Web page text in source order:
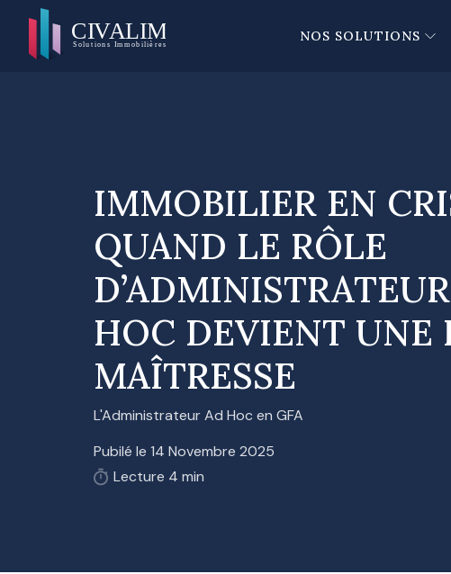
NOS SOLUTIONS
IMMOBILIER EN
QUAND LE RÔLE
HOC DEVIENT UNE
MAÎTRESSE
L'Administrateur Ad Hoc en GFA
Pubilé le 14 Novembre 2025
Lecture 4 min